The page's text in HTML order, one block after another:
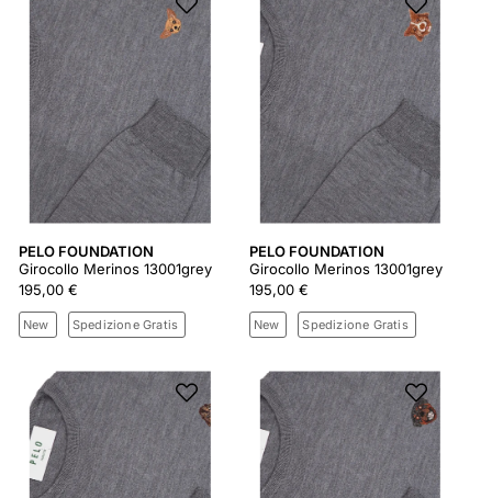
PELO FOUNDATION
Girocollo Merinos 13001grey
195,00 €
New Spedizione Gratis
PELO FOUNDATION
Girocollo Merinos 13001grey
195,00 €
New Spedizione Gratis